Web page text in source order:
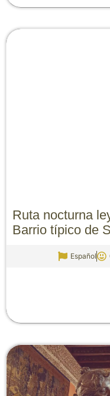
Ruta nocturna
Barrio típico de
Español